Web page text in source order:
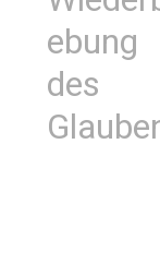
ebung
des